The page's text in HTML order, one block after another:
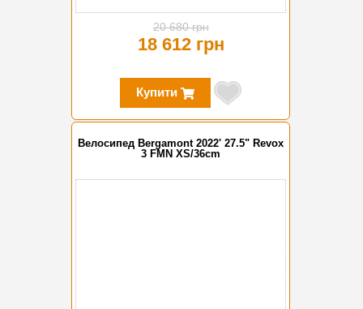
20 680 грн
18 612 грн
Купити
Велосипед Bergamont 2022' 27.5" Revox
3 FMN XS/36cm